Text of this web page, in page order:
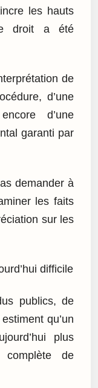
les hauts
droit a été
de
d’une
d’une
garanti par
demander à
les faits
sur les
difficile
publics, de
qu’un
plus
complète de